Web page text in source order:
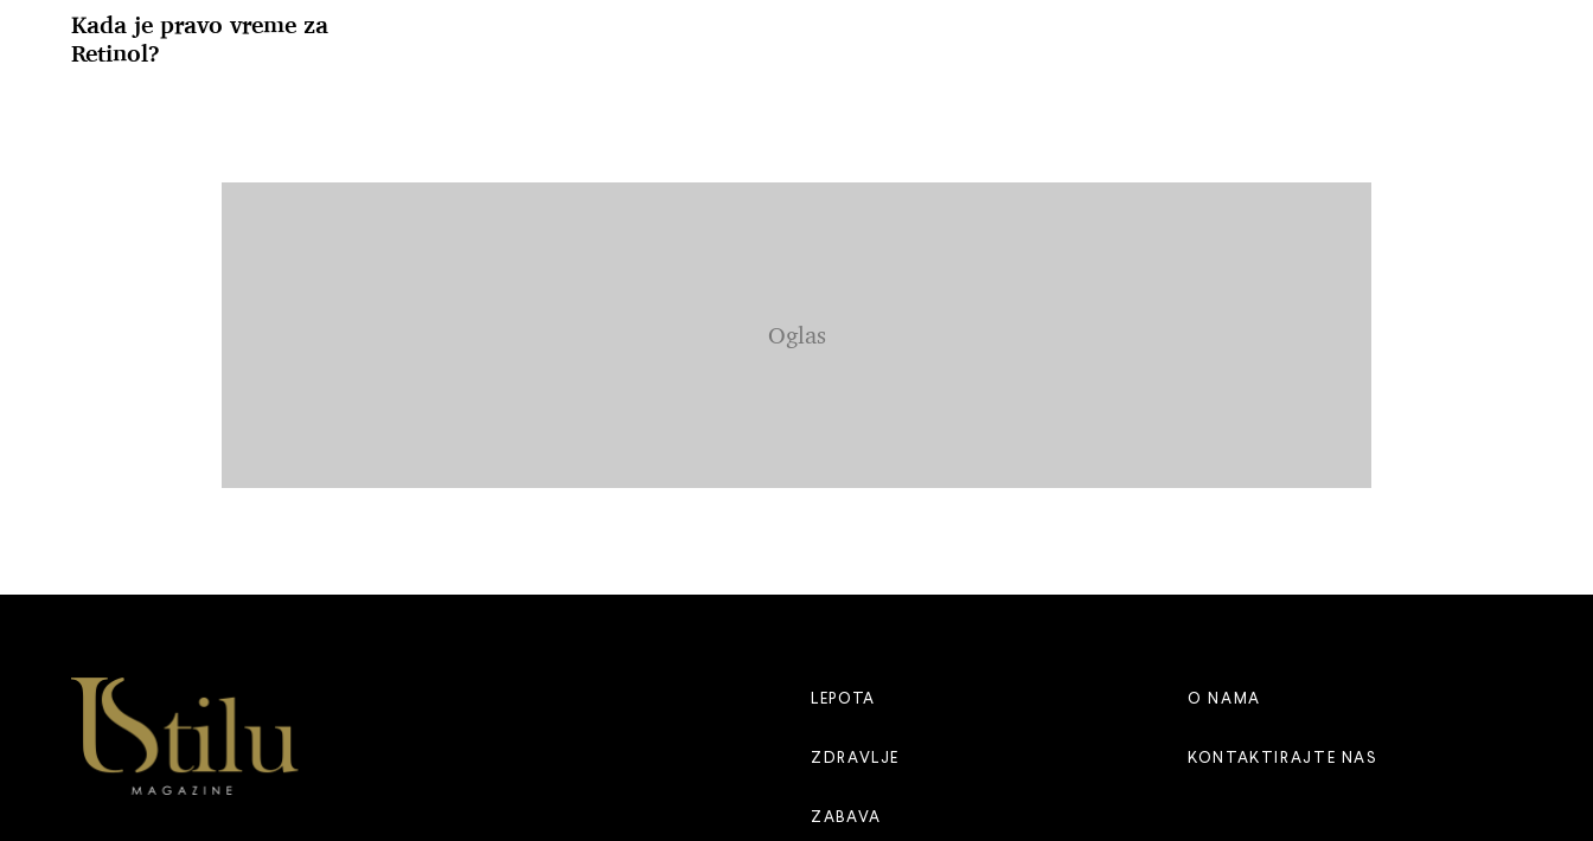
Kada je pravo vreme za
Retinol?
LEPOTA
ZDRAVLJE
ZABAVA
O NAMA
KONTAKTIRAJTE NAS